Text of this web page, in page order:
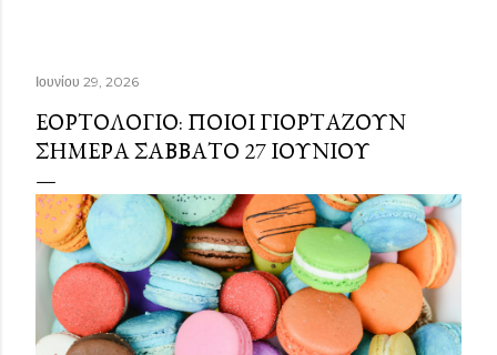
Ιουνίου 29, 2026
ΕΟΡΤΟΛΌΓΙΟ: ΠΟΙΟΙ ΓΙΟΡΤΆΖΟΥΝ
ΣΉΜΕΡΑ ΣΆΒΒΑΤΟ 27 ΙΟΥΝΊΟΥ